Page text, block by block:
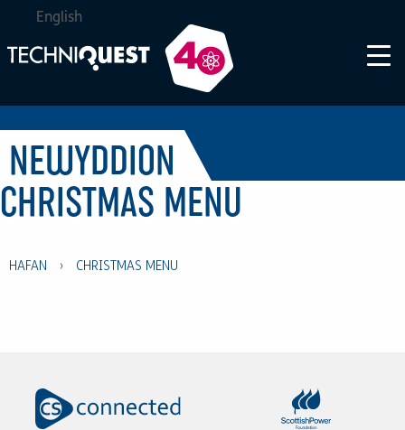
NEWYDDION
English
CHRISTMAS MENU
HAFAN › CHRISTMAS MENU